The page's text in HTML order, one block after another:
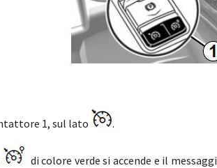
1, sul lato .
di colore verde si accende e il